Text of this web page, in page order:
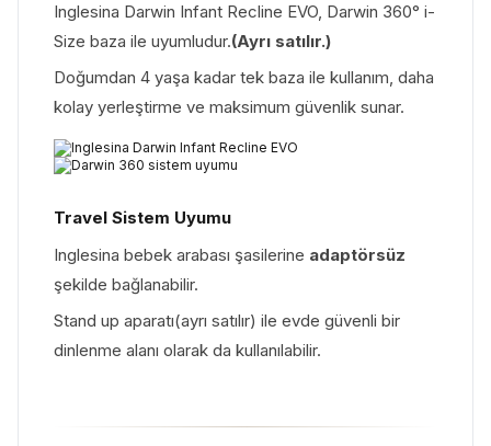
Inglesina Darwin Infant Recline EVO, Darwin 360° i-
Size baza ile uyumludur.(Ayrı satılır.)
Doğumdan 4 yaşa kadar tek baza ile kullanım, daha
kolay yerleştirme ve maksimum güvenlik sunar.
Travel Sistem Uyumu
Inglesina bebek arabası şasilerine adaptörsüz
şekilde bağlanabilir.
Stand up aparatı(ayrı satılır) ile evde güvenli bir
dinlenme alanı olarak da kullanılabilir.